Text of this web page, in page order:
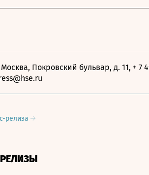
Москва, Покровский бульвар, д. 11, + 7
релиза